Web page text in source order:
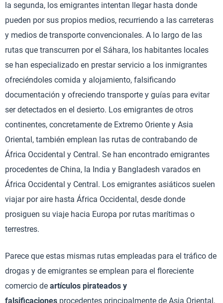
la segunda, los emigrantes intentan llegar hasta donde
pueden por sus propios medios, recurriendo a las carreteras
y medios de transporte convencionales. A lo largo de las
rutas que transcurren por el Sáhara, los habitantes locales
se han especializado en prestar servicio a los inmigrantes
ofreciéndoles comida y alojamiento, falsificando
documentación y ofreciendo transporte y guías para evitar
ser detectados en el desierto. Los emigrantes de otros
continentes, concretamente de Extremo Oriente y Asia
Oriental, también emplean las rutas de contrabando de
África Occidental y Central. Se han encontrado emigrantes
procedentes de China, la India y Bangladesh varados en
África Occidental y Central. Los emigrantes asiáticos suelen
viajar por aire hasta África Occidental, desde donde
prosiguen su viaje hacia Europa por rutas marítimas o
terrestres.
Parece que estas mismas rutas empleadas para el tráfico de
drogas y de emigrantes se emplean para el floreciente
comercio de artículos pirateados y
falsificaciones procedentes principalmente de Asia Oriental,